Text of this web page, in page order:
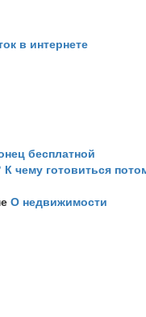
в интернете
бесплатной
К чему готовиться
О недвижимости